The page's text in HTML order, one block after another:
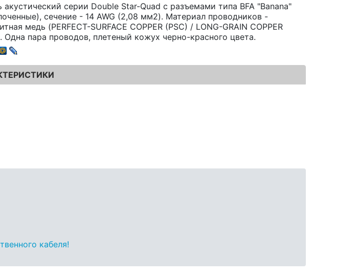
акустический серии Double Star-Quad с разъемами типа BFA "Banana"
сечение - 14 AWG (2,08 мм2). Материал проводников -
медь (PERFECT-SURFACE COPPER (PSC) / LONG-GRAIN COPPER
Одна пара проводов, плетеный кожух черно-красного цвета.
кабеля!